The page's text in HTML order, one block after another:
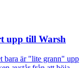
upp till Warsh
bara är "lite grann" upp